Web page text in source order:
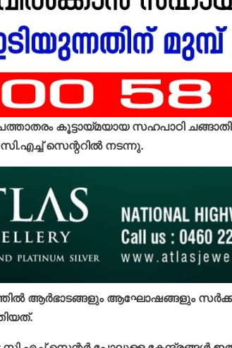
കൂട്ടായ്മയായ സഹപാഠി
സെന്ററില്‍ നടന്നു.
ആര്‍ഭാടങ്ങളും ആഘോഷങ്ങളും